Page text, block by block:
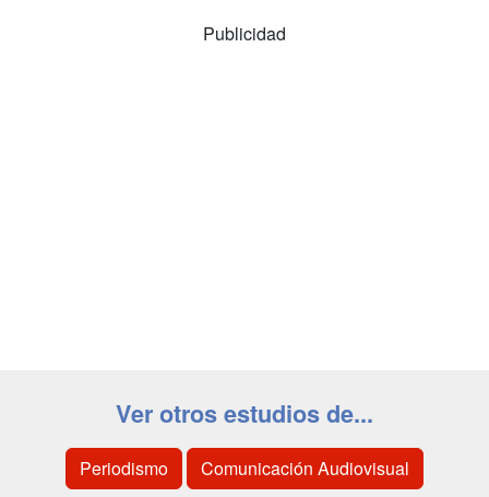
Publicidad
Ver otros estudios de...
Periodismo Comunicación Audiovisual